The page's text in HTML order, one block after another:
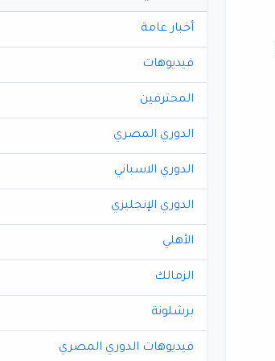
أخبار عامة
فيديوهات
المحترفين
الدوري المصري
الدوري الاسباني
الدوري الإنجليزي
الأهلي
الزمالك
برشلونة
فيديوهات الدوري المصري